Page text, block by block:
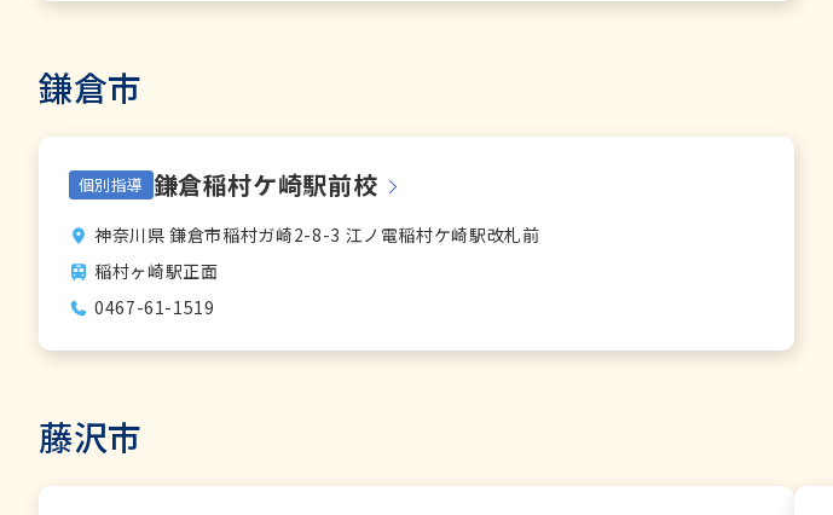
鎌倉市
個別指導 鎌倉稲村ケ崎駅前校
神奈川県 鎌倉市稲村ガ崎2-8-3 江ノ電稲村ケ崎駅改札前
稲村ヶ崎駅正面
0467-61-1519
藤沢市